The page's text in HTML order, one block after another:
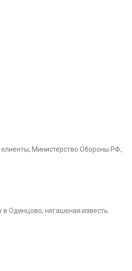
Министерство Обороны РФ,
Одинцово, негашеная известь